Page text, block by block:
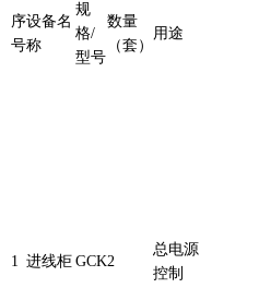
序
号
设备名
称
规
格/
型号
数量
（套）
用途
1 进线柜 GCK2
总电源
控制